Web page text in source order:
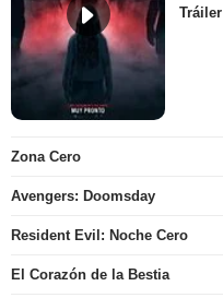
Tráiler
Zona Cero
Avengers: Doomsday
Resident Evil: Noche Cero
El Corazón de la Bestia